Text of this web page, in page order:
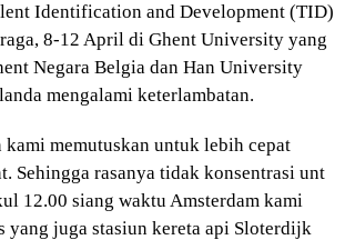
Identification and Development (TID)
8-12 April di Ghent University yang
Negara Belgia dan Han University
mengalami keterlambatan.
memutuskan untuk lebih cepat
Sehingga rasanya tidak konsentrasi unt
12.00 siang waktu Amsterdam kami
yang juga stasiun kereta api Sloterdijk